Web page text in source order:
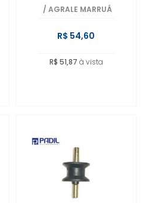
/ AGRALE MARRUÁ
R$ 54,60
R$ 51,87 à vista